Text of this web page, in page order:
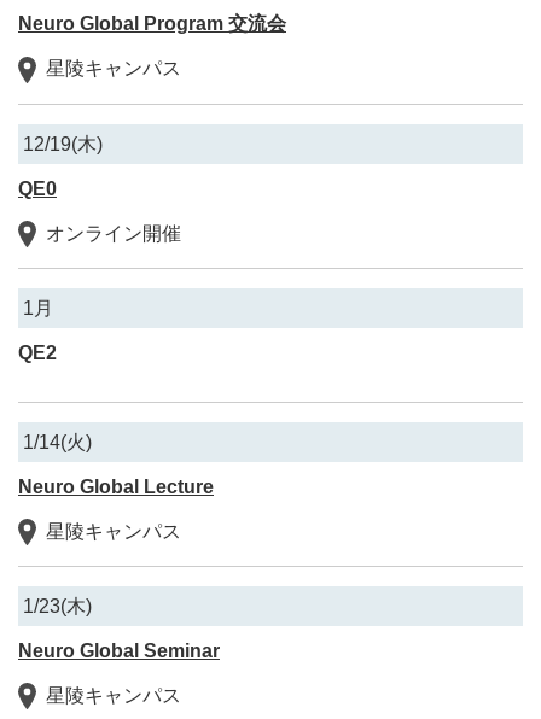
Neuro Global Program 交流会
星陵キャンパス
12/19(木)
QE0
オンライン開催
1月
QE2
1/14(火)
Neuro Global Lecture
星陵キャンパス
1/23(木)
Neuro Global Seminar
星陵キャンパス